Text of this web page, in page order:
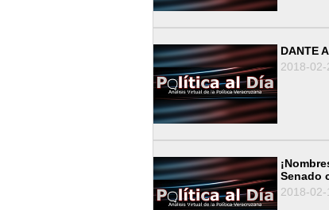
DANTE
2018-02-
Senado
2018-02-